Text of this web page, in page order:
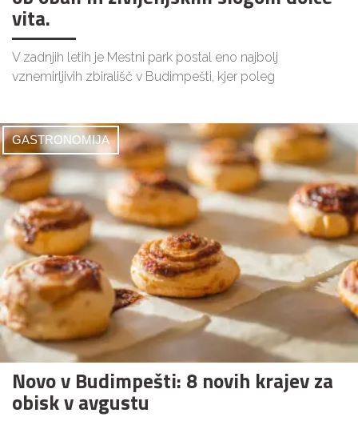
vita.
V zadnjih letih je Mestni park postal eno najbolj
vznemirljivih zbirališč v Budimpešti, kjer poleg
GASTRONOMIJA
Novo v Budimpešti: 8 novih krajev za
obisk v avgustu